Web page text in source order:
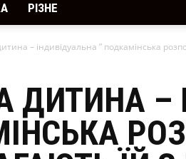
РІЗНЕ
– індивідуальна ” подкамінська
ДИТИНА –